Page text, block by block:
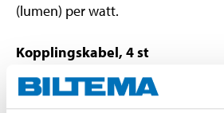
(lumen) per watt.
Kopplingskabel, 4 st
För ihopkoppling av kapade LED-
liknande.